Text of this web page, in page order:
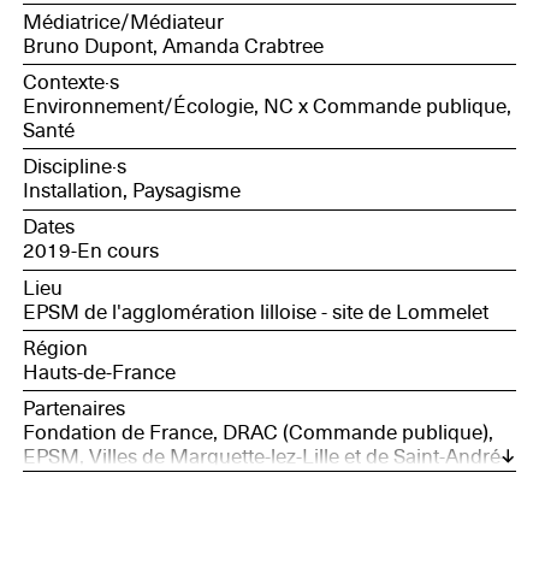
Médiatrice/Médiateur
Bruno Dupont, Amanda Crabtree
Contexte·s
Environnement/Écologie, NC x Commande publique,
Santé
Discipline·s
Installation, Paysagisme
Dates
2019-En cours
Lieu
EPSM de l'agglomération lilloise - site de Lommelet
Région
Hauts-de-France
Partenaires
Fondation de France, DRAC (Commande publique),
EPSM, Villes de Marquette-lez-Lille et de Saint-André-